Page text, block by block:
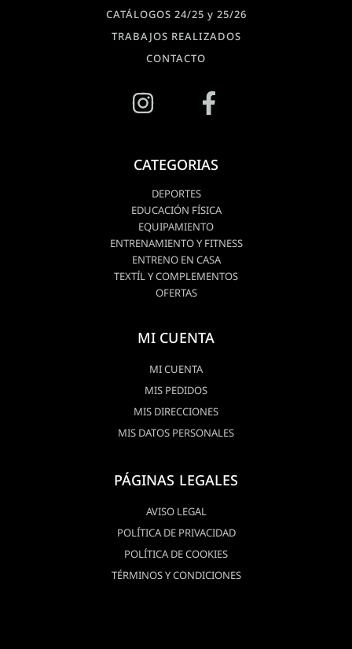
CATÁLOGOS 24/25 y 25/26
TRABAJOS REALIZADOS
CONTACTO
CATEGORIAS
DEPORTES
EDUCACIÓN FÍSICA
EQUIPAMIENTO
ENTRENAMIENTO Y FITNESS
ENTRENO EN CASA
TEXTÍL Y COMPLEMENTOS
OFERTAS
MI CUENTA
MI CUENTA
MIS PEDIDOS
MIS DIRECCIONES
MIS DATOS PERSONALES
PÁGINAS LEGALES
AVISO LEGAL
POLÍTICA DE PRIVACIDAD
POLÍTICA DE COOKIES
TÉRMINOS Y CONDICIONES